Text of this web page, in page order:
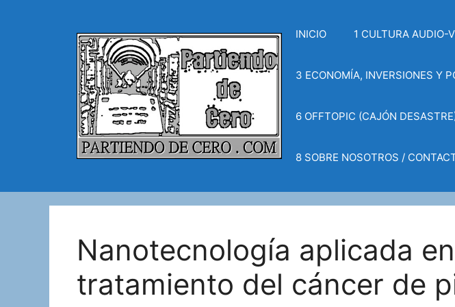
INICIO 1 CULTURA AUDIO-
3 ECONOMÍA, INVERSIONES Y
6 OFFTOPIC (CAJÓN
8 SOBRE NOSOTROS /
Nanotecnología aplicada
tratamiento del cáncer de